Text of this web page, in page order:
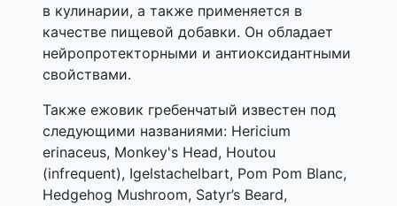
в кулинарии, а также применяется в
качестве пищевой добавки. Он обладает
нейропротекторными и антиоксидантными
свойствами.
Также ежовик гребенчатый известен под
следующими названиями: Hericium
erinaceus, Monkey's Head, Houtou
(infrequent), Igelstachelbart, Pom Pom Blanc,
Hedgehog Mushroom, Satyr’s Beard,